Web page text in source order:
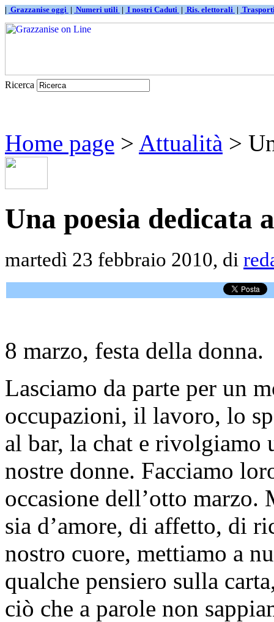
| Grazzanise oggi | Numeri utili | I nostri Caduti | Ris. elettorali |
Ricerca
Home page > Attualità >
Una poesia dedicata
martedì 23 febbraio 2010, di
8 marzo, festa della donna.
Lasciamo da parte per un
occupazioni, il lavoro, lo
al bar, la chat e rivolgiamo
nostre donne. Facciamo
occasione dell’otto marzo.
sia d’amore, di affetto, di
nostro cuore, mettiamo a
qualche pensiero sulla
ciò che a parole non